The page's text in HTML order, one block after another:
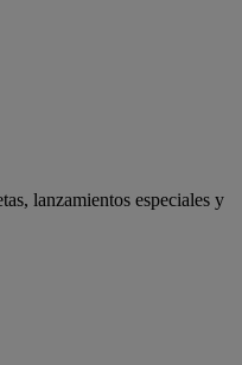
lanzamientos especiales y